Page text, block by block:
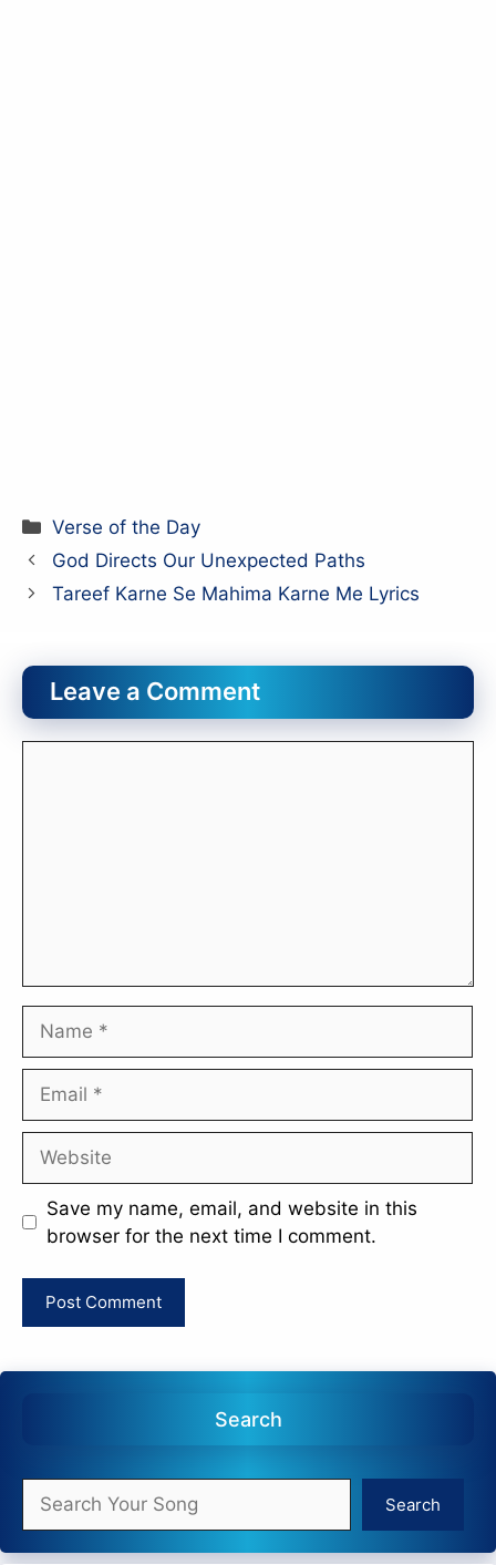
Categories
Verse of the Day
God Directs Our Unexpected Paths
Tareef Karne Se Mahima Karne Me Lyrics
Leave a Comment
Save my name, email, and website in this
browser for the next time I comment.
Search
Search
Search